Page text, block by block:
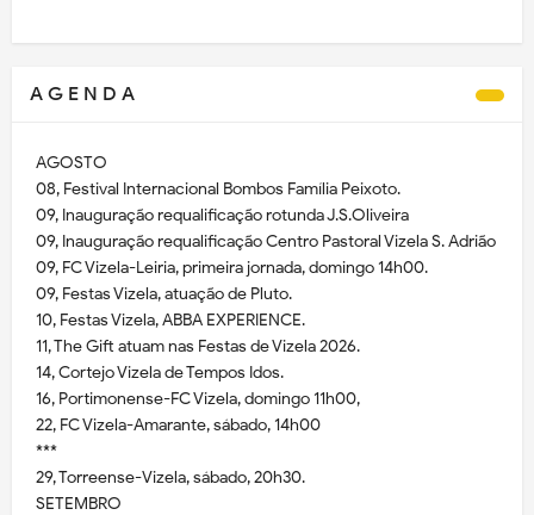
A G E N D A
AGOSTO
08, Festival Internacional Bombos Família Peixoto.
09, Inauguração requalificação rotunda J.S.Oliveira
09, Inauguração requalificação Centro Pastoral Vizela S. Adrião
09, FC Vizela-Leiria, primeira jornada, domingo 14h00.
09, Festas Vizela, atuação de Pluto.
10, Festas Vizela, ABBA EXPERIENCE.
11, The Gift atuam nas Festas de Vizela 2026.
14, Cortejo Vizela de Tempos Idos.
16, Portimonense-FC Vizela, domingo 11h00,
22, FC Vizela-Amarante, sábado, 14h00
***
29, Torreense-Vizela, sábado, 20h30.
SETEMBRO